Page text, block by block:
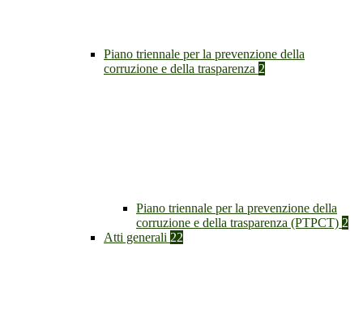
Piano triennale per la prevenzione della
corruzione e della trasparenza 2
Piano triennale per la prevenzione della
corruzione e della trasparenza (PTPCT) 2
Atti generali 22